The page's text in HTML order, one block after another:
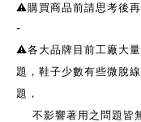
⚠️購買商品前請思考後再
-
⚠️各大品牌目前工廠大
題，鞋子少數有些微脫
題，
不影響著用之問題皆